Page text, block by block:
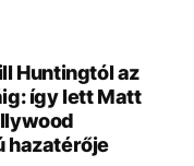
Huntingtól az
így lett Matt
hazatérője